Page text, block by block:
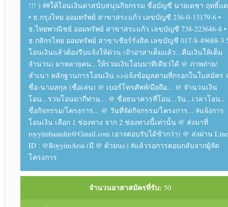
!!! ) ##ให้โอนเงินค่าสนับสนุนกิจกรรม ชื่อบัญชี นายเดชา ฤทธิ์แ
• ธ.กรุงไทย ออมทรัพย์ สาขาสระแก้ว เลขบัญชี 236-0-13179-6 •
ธ.ไทยพาณิชย์ ออมทรัพย์ สาขาสระแก้ว เลขบัญชี 738-223646-8 •
ธ.กสิกรไทย ออมทรัพย์ สาขาเชียร์รังสิต เลขบัญชี 017-8-49688-3
โอนเงินแล้วต้องรีบแจ้งให้ด่วน (ถ้าอาสาเต็มแล้ว...คืนเงินให้เต็ม
จำนวน) มาหลายคน...ให้รวมเงินโอนมาทีเดียวได้ @ ภาพถ่าย/
สำเนา หลักฐานการโอนเงิน >>แจ้งข้อมูลตามที่กรอกในใบสมัคร
ชื่อ-นามสกุล (ชื่อเล่น) @ เบอร์โทรศัพท์/มือถือ... @ จำนวนเงิน
โอน...รวมโอนมากี่ท่าน... @ ชื่อธนาคารที่โอน...วัน...เวลาโอน...
ชื่อกิจกรรม/โครงการ... @ วันที่จัดกิจกรรม/โครงการ... #แจ้งการ
โอนเงิน เลือก 1 ช่องทาง จาก 2 ช่องทางนี้เท่านั้น @ ส่งมาที่
royyimbaandin@Gmail.com (อาจตอบรับได้ช้ากว่า) @ ส่งผ่าน Line
ID : @RoyyimArsa (มี @ ด้วยนะ) #แล้วรอการตอบกลับจากผู้จัด
โครงการ
จำนวนอาสาสมัครที่รับ: 50